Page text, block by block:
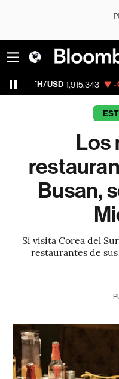
1,915.343 -0.02% Visa
Los
Busan,
Si visita Corea del
restaurantes de